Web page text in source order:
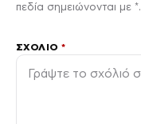
πεδία σημειώνονται με *.
ΣΧΌΛΙΟ*